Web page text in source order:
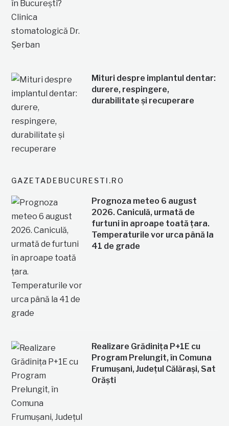
Mituri despre implantul dentar:
durere, respingere,
durabilitate și recuperare
GAZETADEBUCURESTI.RO
Prognoza meteo 6 august
2026. Caniculă, urmată de
furtuni în aproape toată țara.
Temperaturile vor urca până la
41 de grade
Realizare Grădinița P+1E cu
Program Prelungit, în Comuna
Frumușani, Județul Călărași, Sat
Orăști